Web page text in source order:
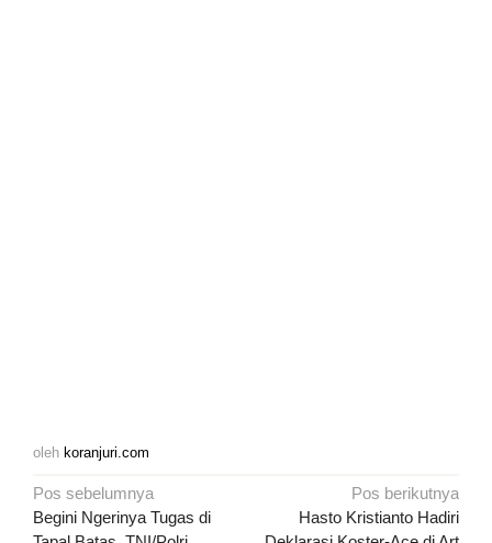
oleh koranjuri.com
Navigasi
pos
Pos sebelumnya
Begini Ngerinya Tugas di
Pos berikutnya
Hasto Kristianto Hadiri